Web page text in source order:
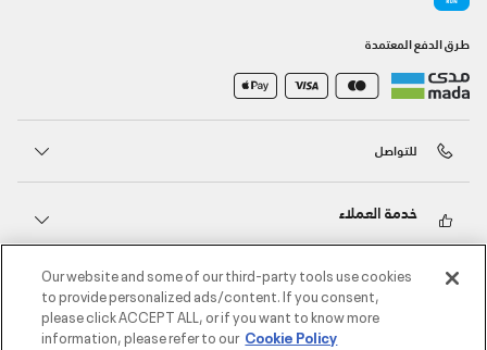
طرق الدفع المعتمدة
للتواصل
خدمة العملاء
حول أندر آرمر
Our website and some of our third-party tools use cookies
to provide personalized ads/content. If you consent,
please click ACCEPT ALL, or if you want to know more
information, please refer to our Cookie Policy